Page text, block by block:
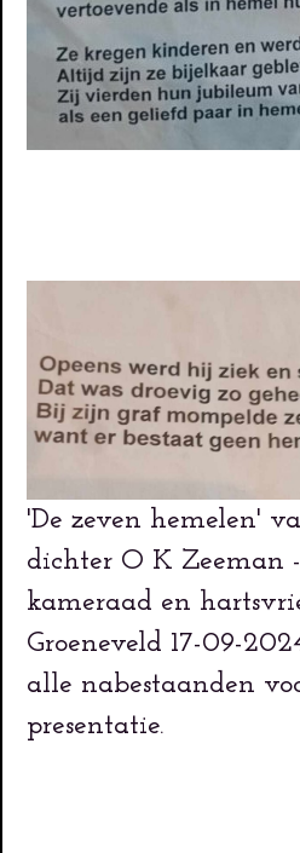
'De zeven hemelen'
dichter O K Zeeman
kameraad en
Groeneveld 17-09-
alle nabestaanden
presentatie.